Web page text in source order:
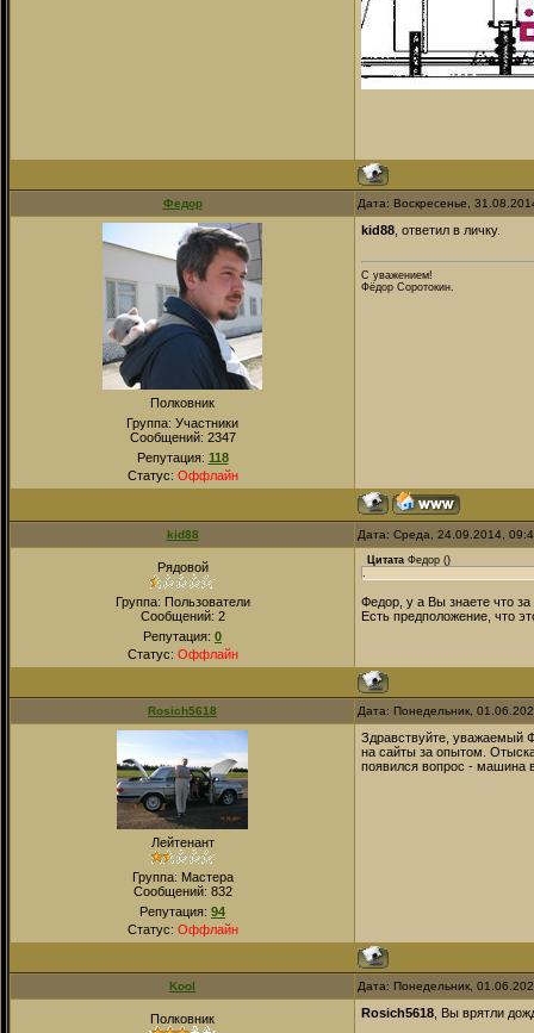
Федор Дата: Воскресенье,
Полковник
Группа: Участники
Сообщений: 2347
Репутация: 118
Статус: Оффлайн
kid88 , ответил в личку.
С уважением!
Фёдор Соротокин.
kid88 Дата: Среда, 24.09.2014,
Рядовой
Группа: Пользователи
Сообщений: 2
Репутация: 0
Статус: Оффлайн
Цитата Федор ()
.
Федор, у а Вы знаете что
Есть предположение, что
Rosich5618 Дата: Понедельник,
Лейтенант
Группа: Мастера
Сообщений: 832
Репутация: 94
Статус: Оффлайн
Здравствуйте, уважаемый
на сайты за опытом.
появился вопрос - машина
Kool Дата: Понедельник,
Полковник Rosich5618 , Вы врятли